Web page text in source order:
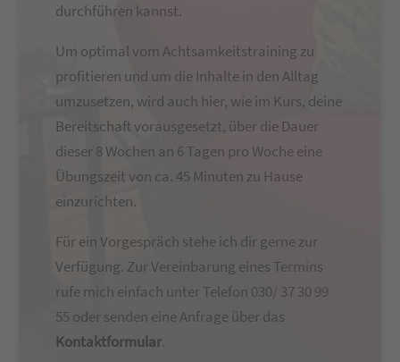
durchführen kannst.
Um optimal vom Achtsamkeitstraining zu
profitieren und um die Inhalte in den Alltag
umzusetzen, wird auch hier, wie im Kurs, deine
Bereitschaft vorausgesetzt, über die Dauer
dieser 8 Wochen an 6 Tagen pro Woche eine
Übungszeit von ca. 45 Minuten zu Hause
einzurichten.
Für ein Vorgespräch stehe ich dir gerne zur
Verfügung. Zur Vereinbarung eines Termins
rufe mich einfach unter Telefon 030/ 37 30 99
55 oder senden eine Anfrage über das
Kontaktformular.